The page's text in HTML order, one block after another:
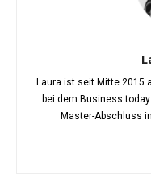
Laura ist seit Mitte 2015
bei dem
Master-Abschluss